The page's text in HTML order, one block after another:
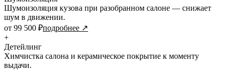
Шумоизоляция кузова при разобранном салоне — снижает
шум в движении.
от 99 500 ₽подробнее ↗
+
Детейлинг
Химчистка салона и керамическое покрытие к моменту
выдачи.